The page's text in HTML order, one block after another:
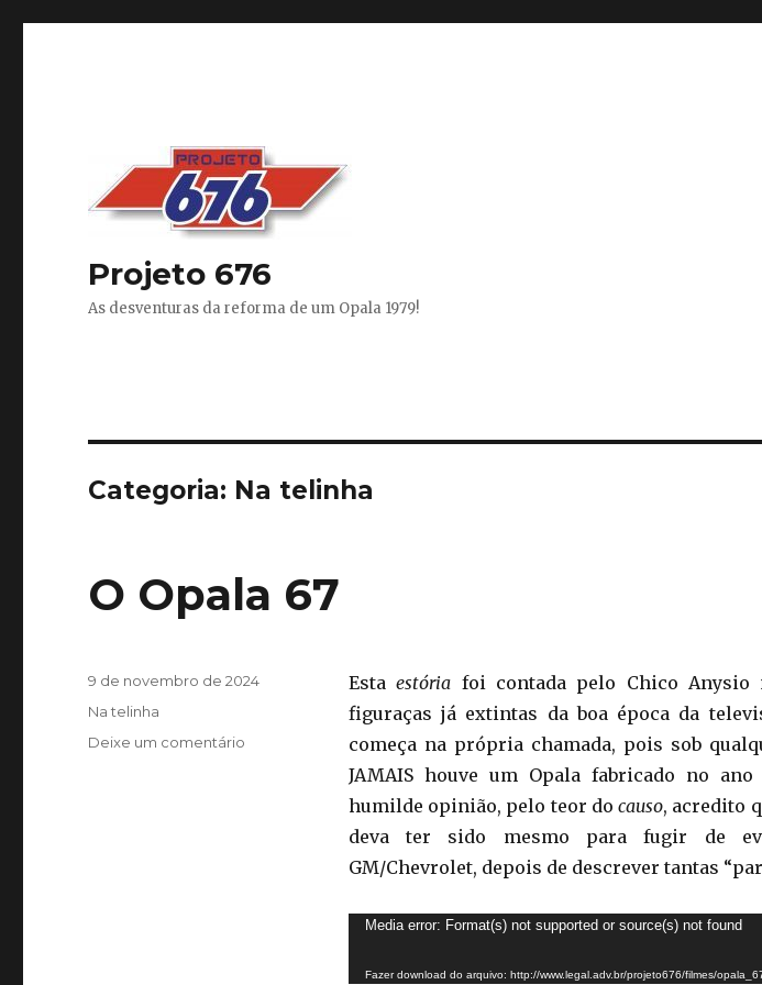
Projeto 676
As desventuras da reforma de um Opala 1979!
Categoria: Na telinha
O Opala 67
Estaestória foi contada pelo Chico Anysio
figuraças já extintas da boa época da
começa na própria chamada, pois sob
JAMAIS houve um Opala fabricado no
humilde opinião, pelo teor docauso, acredito
deva ter sido mesmo para fugir de
GM/Chevrolet, depois de descrever tantas
Tocador
Media error: Format(s) not supported or source(s) not found
Fazer download do arquivo: http://www.legal.adv.br/projeto676/filmes/
Publicado
9 de novembro de 2024
Categorias
Na telinha
Deixe um comentário